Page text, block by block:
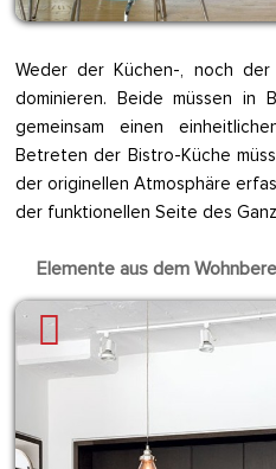
Weder der Küchen-, noch
dominieren. Beide müssen in
gemeinsam einen
Betreten der Bistro-Küche
der originellen Atmosphäre
der funktionellen Seite des
Elemente aus dem